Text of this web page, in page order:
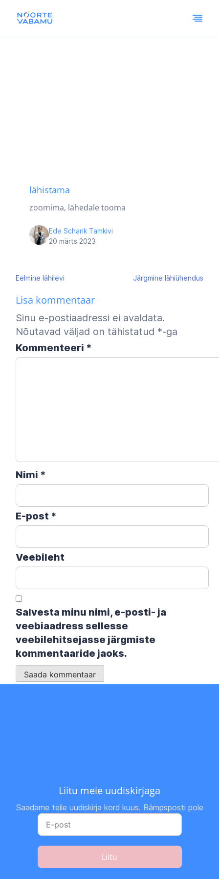
lähistama
zoomima, lähedale tooma
Ede Schank Tamkivi
20 märts 2023
Navigeerimine
Eelmine lähilevi Järgmine lähiühendus
Lisa kommentaar
Sinu e-postiaadressi ei avaldata.
Nõutavad väljad on tähistatud *-ga
Kommenteeri *
Nimi *
E-post *
Veebileht
Salvesta minu nimi, e-posti- ja
veebiaadress sellesse
veebilehitsejasse järgmiste
kommentaaride jaoks.
Liitu meie uudiskirjaga
Saadame teile uudiskirja kord kuus. Rämpsposti pole
Liitu